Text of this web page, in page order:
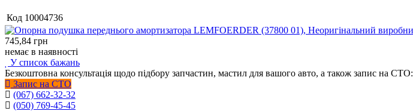
Код 10004736
745,84 грн
немає в наявності
У список бажань
Безкоштовна консультація щодо підбору запчастин, мастил для вашого авто, а також запис на СТО:
Запис на СТО
(067) 662-32-32
(050) 769-45-45